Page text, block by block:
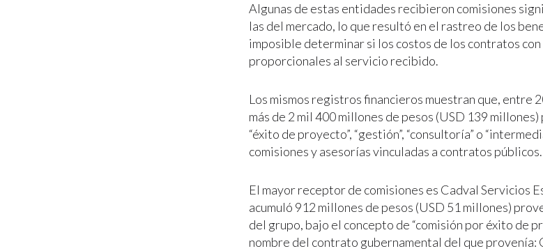
Algunas de estas entidades recibieron comisiones
las del mercado, lo que resultó en el rastreo de los
imposible determinar si los costos de los contratos
proporcionales al servicio recibido.
Los mismos registros financieros muestran que, entre
más de 2 mil 400 millones de pesos (USD 139
“éxito de proyecto”, “gestión”, “consultoría” o
comisiones y asesorías vinculadas a contratos públicos.
El mayor receptor de comisiones es Cadval Servicios
acumuló 912 millones de pesos (USD 51 millones)
del grupo, bajo el concepto de “comisión por éxito de
nombre del contrato gubernamental del que provenía: